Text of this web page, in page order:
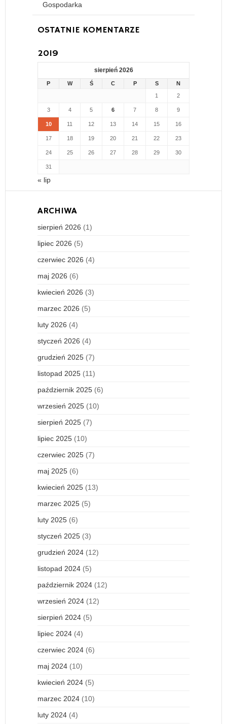
Gospodarka
OSTATNIE KOMENTARZE
2019
sierpień 2026
P W Ś C P S
N
1
2
3 4 5 6 7 8 9
10 11 12 13 14 15 16
17 18 19 20 21 22 23
24 25 26 27 28 29 30
31
« lip
ARCHIWA
sierpień 2026 (1)
lipiec 2026 (5)
czerwiec 2026 (4)
maj 2026 (6)
kwiecień 2026 (3)
marzec 2026 (5)
luty 2026 (4)
styczeń 2026 (4)
grudzień 2025 (7)
listopad 2025 (11)
październik 2025 (6)
wrzesień 2025 (10)
sierpień 2025 (7)
lipiec 2025 (10)
czerwiec 2025 (7)
maj 2025 (6)
kwiecień 2025 (13)
marzec 2025 (5)
luty 2025 (6)
styczeń 2025 (3)
grudzień 2024 (12)
listopad 2024 (5)
październik 2024 (12)
wrzesień 2024 (12)
sierpień 2024 (5)
lipiec 2024 (4)
czerwiec 2024 (6)
maj 2024 (10)
kwiecień 2024 (5)
marzec 2024 (10)
luty 2024 (4)